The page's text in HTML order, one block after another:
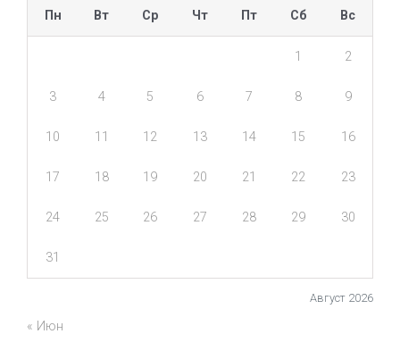
Август 2026
Пн Вт Ср Чт Пт Сб Вс
1 2
3 4 5 6 7 8 9
10 11 12 13 14 15 16
17 18 19 20 21 22 23
24 25 26 27 28 29 30
31
« Июн